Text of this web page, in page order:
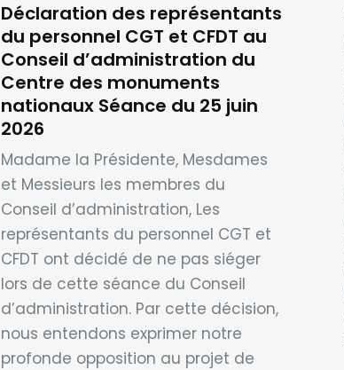
Déclaration des représentants
du personnel CGT et CFDT au
Conseil d’administration du
Centre des monuments
nationaux Séance du 25 juin
2026
Madame la Présidente, Mesdames
et Messieurs les membres du
Conseil d’administration, Les
représentants du personnel CGT et
CFDT ont décidé de ne pas siéger
lors de cette séance du Conseil
d’administration. Par cette décision,
nous entendons exprimer notre
profonde opposition au projet de